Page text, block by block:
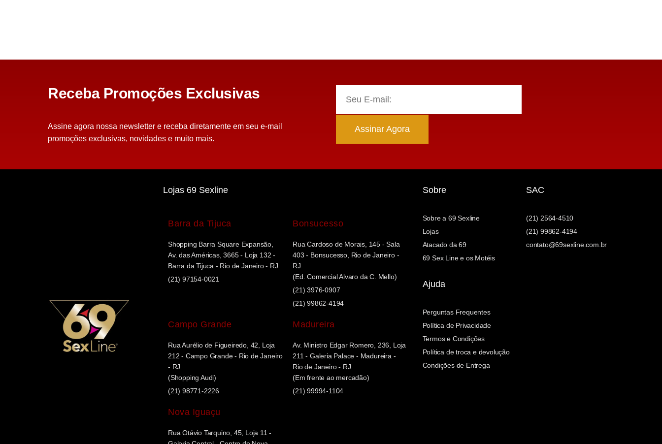
Receba Promoções Exclusivas
Assine agora nossa newsletter e receba diretamente em seu e-mail
promoções exclusivas, novidades e muito mais.
Assinar Agora
Lojas 69 Sexline
Barra da Tijuca
Shopping Barra Square Expansão,
Av. das Américas, 3665 - Loja 132 -
Barra da Tijuca - Rio de Janeiro - RJ
(21) 97154-0021
Bonsucesso
Rua Cardoso de Morais, 145 - Sala
403 - Bonsucesso, Rio de Janeiro -
RJ
(Ed. Comercial Alvaro da C. Mello)
(21) 3976-0907
(21) 99862-4194
Campo Grande
Rua Aurélio de Figueiredo, 42, Loja
212 - Campo Grande - Rio de Janeiro
- RJ
(Shopping Audi)
(21) 98771-2226
Madureira
Av. Ministro Edgar Romero, 236, Loja
211 - Galeria Palace - Madureira -
Rio de Janeiro - RJ
(Em frente ao mercadão)
(21) 99994-1104
Nova Iguaçu
Rua Otávio Tarquino, 45, Loja 11 -
Sobre
Sobre a 69 Sexline
Lojas
Atacado da 69
69 Sex Line e os Motéis
Ajuda
Perguntas Frequentes
Política de Privacidade
Termos e Condições
Política de troca e devolução
Condições de Entrega
SAC
(21) 2564-4510
(21) 99862-4194
contato@69sexline.com.br